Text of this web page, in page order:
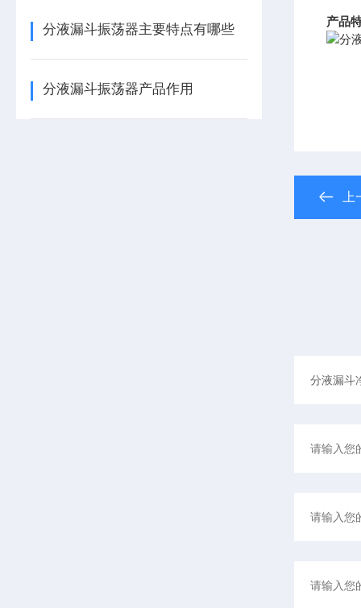
分液漏斗振荡器主要特点有哪些
分液漏斗振荡器产品作用
产品